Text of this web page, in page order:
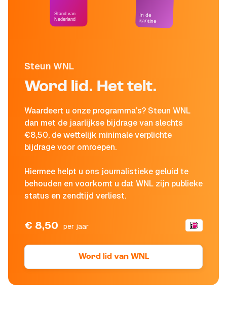
Steun WNL
Word lid. Het telt.
Waardeert u onze programma's? Steun WNL
dan met de jaarlijkse bijdrage van slechts
€8,50, de wettelijk minimale verplichte
bijdrage voor omroepen.
Hiermee helpt u ons journalistieke geluid te
behouden en voorkomt u dat WNL zijn publieke
status en zendtijd verliest.
€ 8,50 per jaar
Word lid van WNL
Stand van
Nederland
In de
kantine